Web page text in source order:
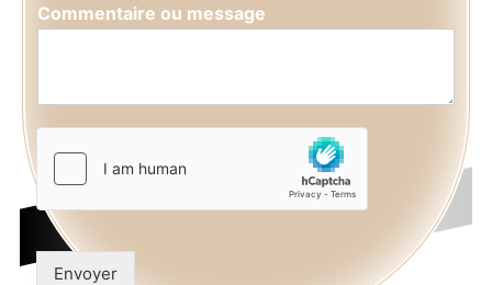
Commentaire ou message
Envoyer